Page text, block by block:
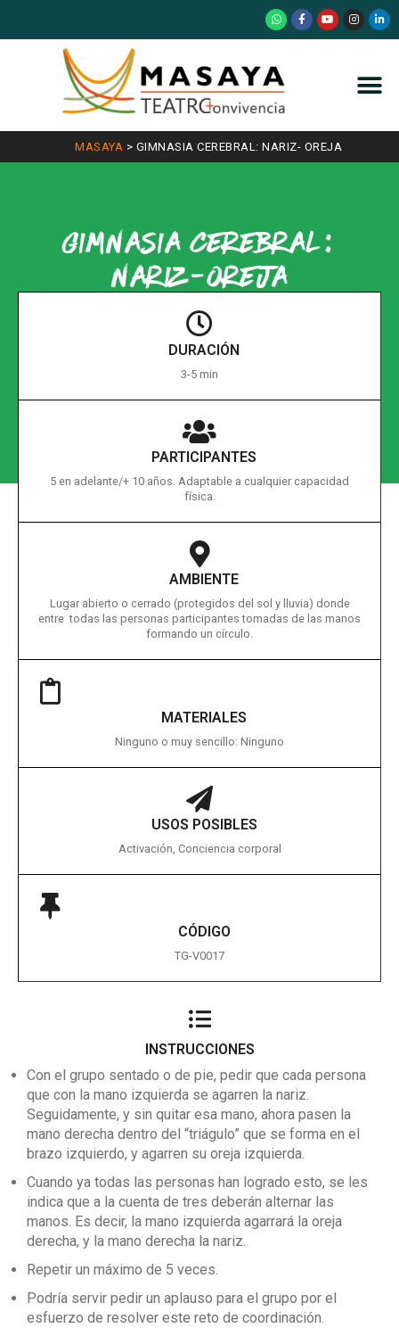
MASAYA > GIMNASIA CEREBRAL: NARIZ- OREJA
Gimnasia Cerebral:
Nariz-oreja
DURACIÓN
3-5 min
PARTICIPANTES
5 en adelante/+ 10 años. Adaptable a cualquier capacidad
física.
AMBIENTE
Lugar abierto o cerrado (protegidos del sol y lluvia) donde
entre todas las personas participantes tomadas de las manos
formando un círculo.
MATERIALES
Ninguno o muy sencillo: Ninguno
USOS POSIBLES
Activación, Conciencia corporal
CÓDIGO
TG-V0017
INSTRUCCIONES
Con el grupo sentado o de pie, pedir que cada persona
que con la mano izquierda se agarren la nariz.
Seguidamente, y sin quitar esa mano, ahora pasen la
mano derecha dentro del “triágulo” que se forma en el
brazo izquierdo, y agarren su oreja izquierda.
Cuando ya todas las personas han logrado esto, se les
indica que a la cuenta de tres deberán alternar las
manos. Es decir, la mano izquierda agarrará la oreja
derecha, y la mano derecha la nariz.
Repetir un máximo de 5 veces.
Podría servir pedir un aplauso para el grupo por el
esfuerzo de resolver este reto de coordinación.